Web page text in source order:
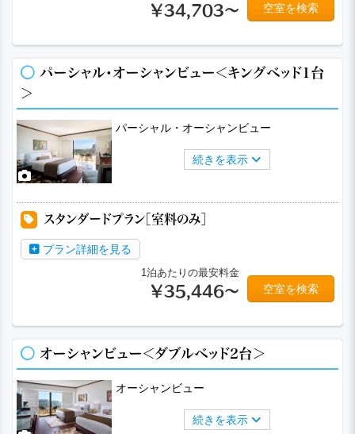
￥34,703～ 空室を検索
パーシャル・オーシャンビュー＜キングベッド1台
＞
パーシャル・オーシャンビュー
続きを表示
スタンダードプラン［室料のみ］
プラン詳細を見る
1泊あたりの最安料金
￥35,446～ 空室を検索
オーシャンビュー＜ダブルベッド2台＞
オーシャンビュー
続きを表示